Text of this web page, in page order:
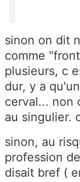
sinon on dit
comme
plusieurs, c
dur, y a
cerval... non
au singulier.
sinon, au
profession
disait bref (